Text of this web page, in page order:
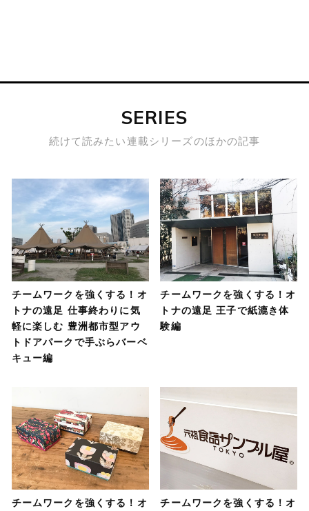
SERIES
続けて読みたい連載シリーズのほかの記事
チームワークを強くする！オ
トナの遠足 仕事終わりに気
軽に楽しむ 豊洲都市型アウ
トドアパークで手ぶらバーベ
キュー編
チームワークを強くする！オ
トナの遠足 王子で紙漉き体
験編
チームワークを強くする！オ
チームワークを強くする！オ